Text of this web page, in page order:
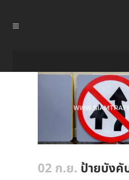
02 ก.ย. ป้ายบังคั